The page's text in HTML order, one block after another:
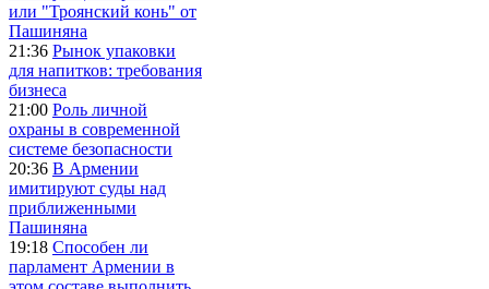
или "Троянский конь" от
Пашиняна
21:36 Рынок упаковки
для напитков: требования
бизнеса
21:00 Роль личной
охраны в современной
системе безопасности
20:36 В Армении
имитируют суды над
приближенными
Пашиняна
19:18 Способен ли
парламент Армении в